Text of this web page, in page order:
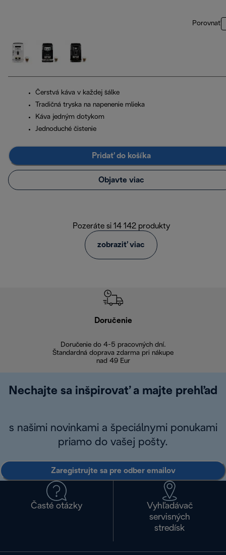
Porovnať
Čerstvá káva v každej šálke
Tradičná tryska na napenenie mlieka
Káva jedným dotykom
Jednoduché čistenie
Pridať do košíka
Objavte viac
Pozeráte si 14 142 produkty
zobraziť viac
Doručenie
Doručenie do 4-5 pracovných dní.
Štandardná doprava zdarma pri nákupe
nad 49 Eur
Nechajte sa inšpirovať a majte prehľad
s našimi novinkami a špeciálnymi ponukami
priamo do vašej pošty.
Zaregistrujte sa pre odber emailov
Časté otázky
Vyhľadávač
servisných
stredísk